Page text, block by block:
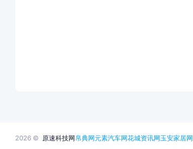
2026 © 原速科技网帛典网元素汽车网花城资讯网玉安家居网